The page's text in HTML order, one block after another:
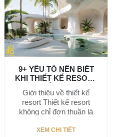
9+ YẾU TỐ NÊN BIẾT
KHI THIẾT KẾ RESORT
Giới thiệu về thiết kế
resort Thiết kế resort
không chỉ đơn thuần là
XEM CHI TIẾT